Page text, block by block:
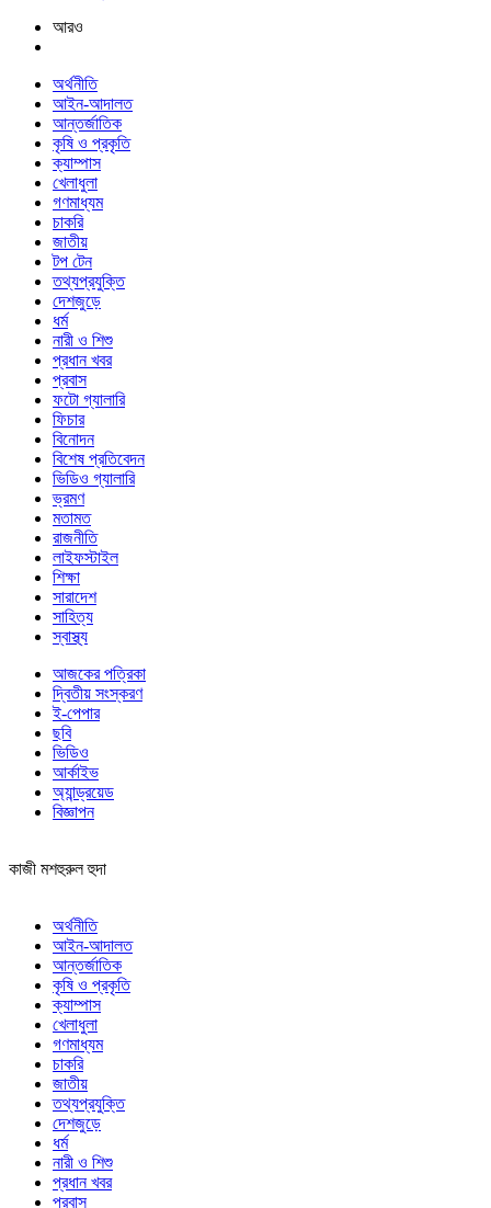
আরও
অর্থনীতি
আইন-আদালত
আন্তর্জাতিক
কৃষি ও প্রকৃতি
ক্যাম্পাস
খেলাধুলা
গণমাধ্যম
চাকরি
জাতীয়
টপ টেন
তথ্যপ্রযুক্তি
দেশজুড়ে
ধর্ম
নারী ও শিশু
প্রধান খবর
প্রবাস
ফটো গ্যালারি
ফিচার
বিনোদন
বিশেষ প্রতিবেদন
ভিডিও গ্যালারি
ভ্রমণ
মতামত
রাজনীতি
লাইফস্টাইল
শিক্ষা
সারাদেশ
সাহিত্য
স্বাস্থ্য
আজকের পত্রিকা
দ্বিতীয় সংস্করণ
ই-পেপার
ছবি
ভিডিও
আর্কাইভ
অ্যান্ড্রয়েড
বিজ্ঞাপন
কাজী মশহুরুল হুদা
অর্থনীতি
আইন-আদালত
আন্তর্জাতিক
কৃষি ও প্রকৃতি
ক্যাম্পাস
খেলাধুলা
গণমাধ্যম
চাকরি
জাতীয়
তথ্যপ্রযুক্তি
দেশজুড়ে
ধর্ম
নারী ও শিশু
প্রধান খবর
প্রবাস